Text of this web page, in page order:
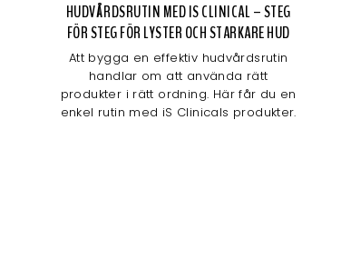
HUDVÅRDSRUTIN MED IS CLINICAL – STEG
FÖR STEG FÖR LYSTER OCH STARKARE HUD
Att bygga en effektiv hudvårdsrutin
handlar om att använda rätt
produkter i rätt ordning. Här får du en
enkel rutin med iS Clinicals produkter.